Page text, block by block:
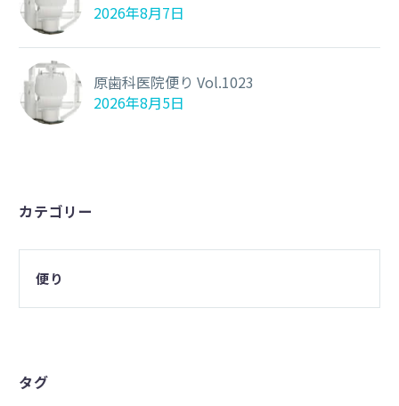
2026年8月7日
原歯科医院便り Vol.1023
2026年8月5日
カテゴリー
便り
タグ